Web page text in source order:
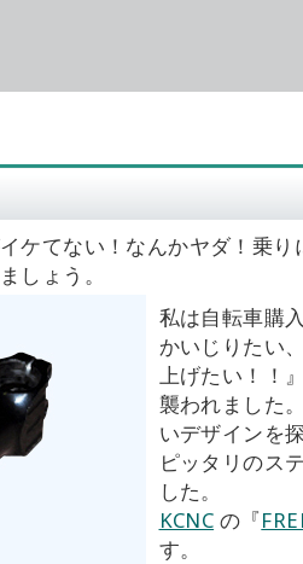
ケてない！なんかヤダ！乗り
しょう。
私は自転車購
かいじりたい
上げたい！！
襲われました
いデザインを
ピッタリのス
した。
KCNC の『
す。